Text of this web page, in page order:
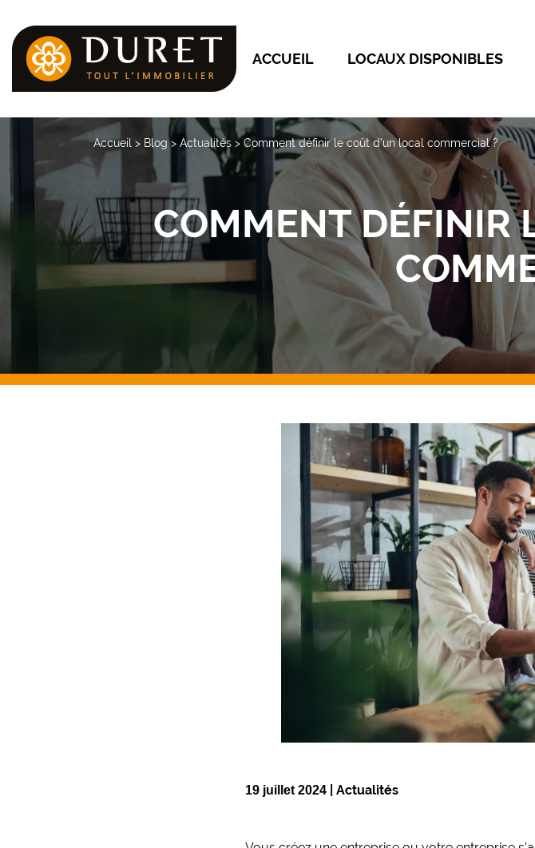
ACCUEIL LOCAUX DISPONIBLES
Accueil > Blog>Actualités > Comment définir le coût d’un local commercial ?
COMMENT DÉFINIR
19 juillet 2024 Actualités